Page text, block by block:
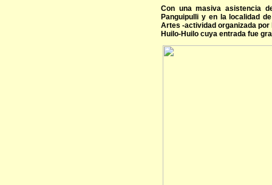
Con una masiva asistencia
Panguipulli y en la localidad
Artes -actividad organizada
Huilo-Huilo cuya entrada fue